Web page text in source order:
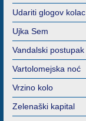
Udariti glogov kolac
Ujka Sem
Vandalski postupak
Vartolomejska noć
Vrzino kolo
Zelenaški kapital